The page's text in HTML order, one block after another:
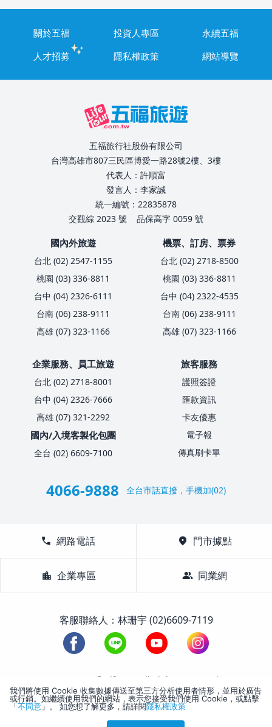
關於五福 投資人專區
永續五福
人才招募
隱私權政策 網站導覽
五福旅行社股份有限公司
台灣高雄市807三民區博愛一路28號2樓、3樓
代表人：許順富
發言人：李家誠
統一編號：22835878
交觀綜 2023 號
品保高字 0059 號
國內外旅遊
台北 (02) 2547-1155
桃園 (03) 336-8811
台中 (04) 2326-6111
台南 (06) 238-9111
高雄 (07) 323-1166
機票、訂房、票券
台北 (02) 2718-8500
桃園 (03) 336-8811
台中 (04) 2322-4535
台南 (06) 238-9111
高雄 (07) 323-1166
企業服務、員工旅遊
台北 (02) 2718-8001
台中 (04) 2326-7666
高雄 (07) 321-2292
國內/入境客製化包團
全台 (02) 6609-7100
旅客服務
護照簽證
匯款資訊
卡友優惠
電子報
傳真刷卡單
4066-9888 全台市話直撥，手機加(02)
call 網路電話 location_on 門市據點
location_city 企業專區 group 同業網
客服聯絡人：林珊宇 (02)6609-7119
1988-2026 © Lifetour All Rights Reserved.
我們將使用 Cookie 收集數據傳送至第三方分析使用者情形，並用於廣告
或行銷。如繼續使用我們的網站，表示您接受我們使用 Cookie，或點擊
「不同意 」。 如您想了解更多，請詳閱隱私權政策